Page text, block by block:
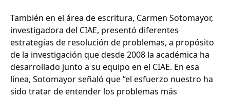
También en el área de escritura, Carmen Sotomayor,
investigadora del CIAE, presentó diferentes
estrategias de resolución de problemas, a propósito
de la investigación que desde 2008 la académica ha
desarrollado junto a su equipo en el CIAE. En esa
línea, Sotomayor señaló que “el esfuerzo nuestro ha
sido tratar de entender los problemas más